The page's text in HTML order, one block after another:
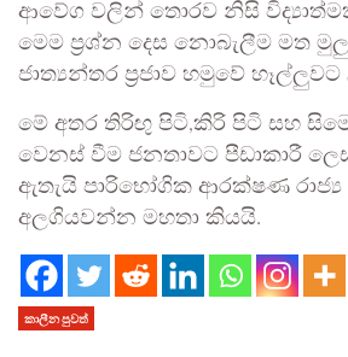
ආවේග වලින් තොරව නිසි
මෙම ප්‍රශ්න දෙස නොබැලීම මත
ජාත්‍යන්තර ප්‍රජාව හමුවේ
මේ අතර තිරිඟු පිටි,කිරි පිටි සහ
වෙනස් වීම ජනතාවට පීඩාකාරී
ඇතැ‍යි පාරිභෝගික ආරක්ෂණ රාජ්‍ය
අලගියවන්න මහතා කියයි.
කාලීන පුවත්